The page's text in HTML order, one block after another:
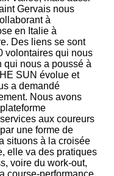
Gervais nous
à
en Italie à
Des liens se sont
volontaires qui nous
qui nous a poussé à
SUN évolue et
a demandé
Nous avons
aux coureurs
une forme de
situons à la croisée
elle va des pratiques
voire du work-out,
course-performance.